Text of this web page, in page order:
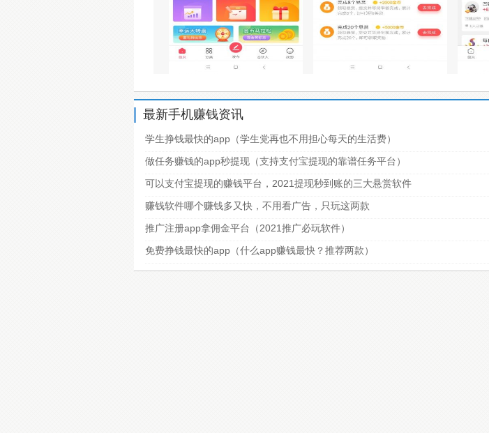
最新手机赚钱资讯
学生挣钱最快的app（学生党再也不用担心每天的生活费）
做任务赚钱的app秒提现（支持支付宝提现的靠谱任务平台）
可以支付宝提现的赚钱平台，2021提现秒到账的三大悬赏软件
赚钱软件哪个赚钱多又快，不用看广告，只玩这两款
推广注册app拿佣金平台（2021推广必玩软件）
免费挣钱最快的app（什么app赚钱最快？推荐两款）